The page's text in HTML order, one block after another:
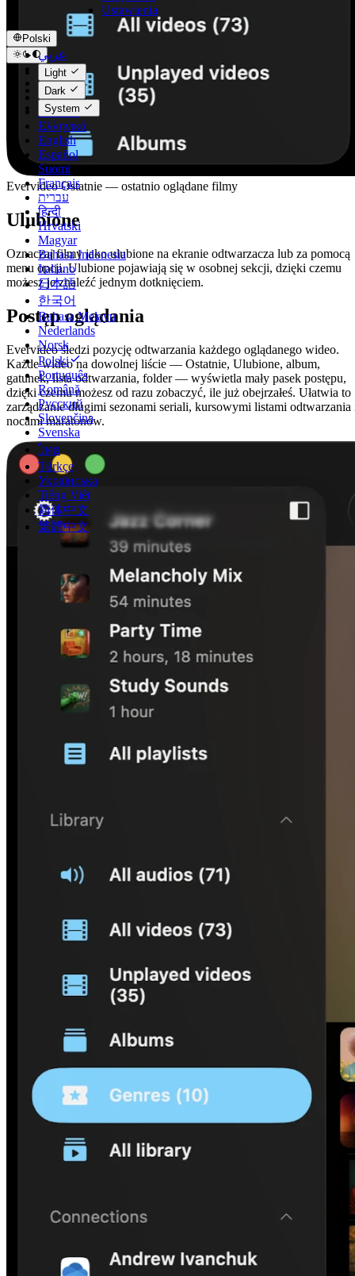
Ustawienia
Polski
عربي
Català
Čeština
Dansk
Deutsch
Ελληνικά
English
Español
Suomi
Français
עברית
हिन्दी
Hrvatski
Magyar
Bahasa Indonesia
Italiano
日本語
한국어
Bahasa Melayu
Nederlands
Norsk
Polski
Português
Română
Русский
Slovenčina
Svenska
ไทย
Türkçe
Українська
Tiếng Việt
简体中文
繁體中文
Light
Dark
System
Evervideo Ostatnie — ostatnio oglądane filmy
Ulubione
Oznaczaj filmy jako ulubione na ekranie odtwarzacza lub za pomocą
menu opcji. Ulubione pojawiają się w osobnej sekcji, dzięki czemu
możesz je znaleźć jednym dotknięciem.
Postęp oglądania
Evervideo śledzi pozycję odtwarzania każdego oglądanego wideo.
Każde wideo na dowolnej liście — Ostatnie, Ulubione, album,
gatunek, lista odtwarzania, folder — wyświetla mały pasek postępu,
dzięki czemu możesz od razu zobaczyć, ile już obejrzałeś. Ułatwia to
zarządzanie długimi sezonami seriali, kursowymi listami odtwarzania
nocami maratonów.